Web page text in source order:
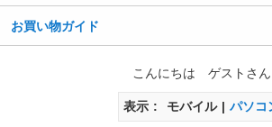
お買い物ガイド
こんにちは ゲストさん
表示 モバイル パソコ